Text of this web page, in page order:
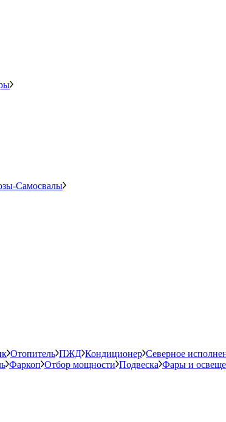
Самосвалы
Отопитель ПЖД Кондиционер Северное
Фаркоп Отбор мощности Подвеска Фары и